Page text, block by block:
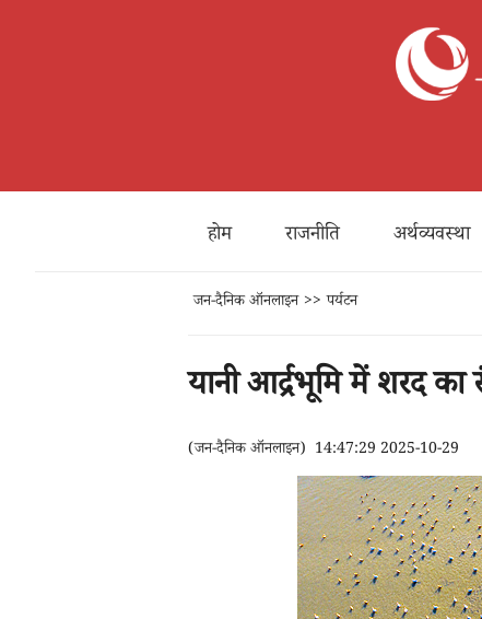
होम राजनीति अर्थव्यवस्था
जन-दैनिक ऑनलाइन >> पर्यटन
यानी आर्द्रभूमि में शरद
(जन-दैनिक ऑनलाइन) 14:47:29 2025-10-29